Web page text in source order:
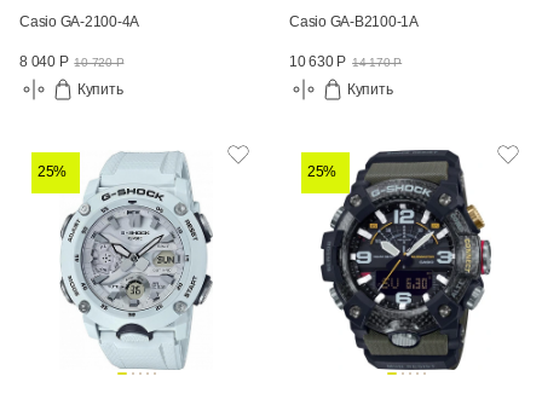
Casio GA-2100-4A
8 040 Р 10 720 Р
Купить
Casio GA-B2100-1A
10 630 Р 14 170 Р
Купить
25% 25%